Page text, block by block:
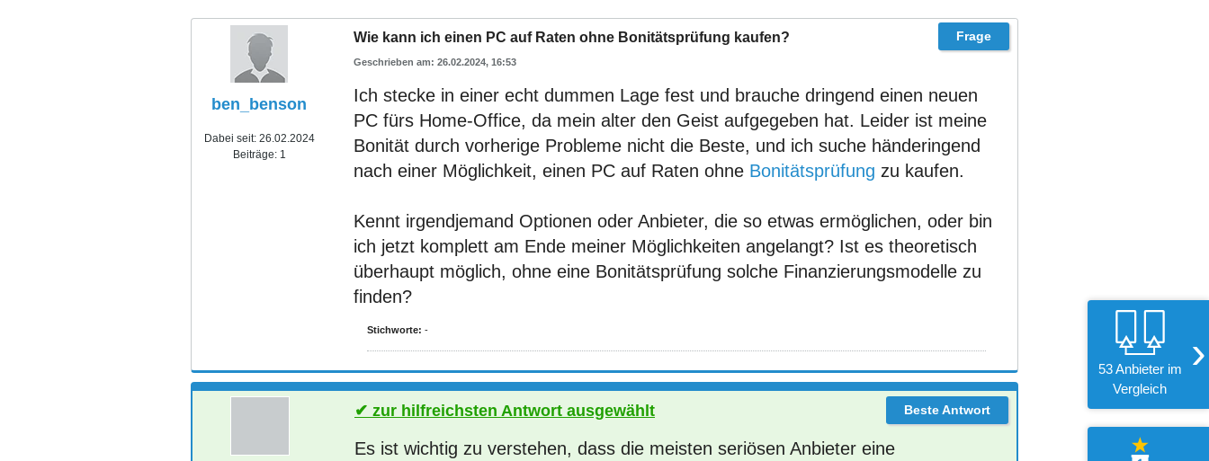
53 Anbieter im
Vergleich
›
ben_benson
Dabei seit: 26.02.2024
Beiträge: 1
Wie kann ich einen PC auf Raten ohne Bonitätsprüfung kaufen?
26.02.2024, 16:53
Ich stecke in einer echt dummen Lage fest und brauche dringend einen neuen
PC fürs Home-Office, da mein alter den Geist aufgegeben hat. Leider ist meine
Bonität durch vorherige Probleme nicht die Beste, und ich suche händeringend
nach einer Möglichkeit, einen PC auf Raten ohne Bonitätsprüfung zu kaufen.
Kennt irgendjemand Optionen oder Anbieter, die so etwas ermöglichen, oder bin
ich jetzt komplett am Ende meiner Möglichkeiten angelangt? Ist es theoretisch
überhaupt möglich, ohne eine Bonitätsprüfung solche Finanzierungsmodelle zu
finden?
Stichworte: -
zur hilfreichsten Antwort ausgewählt
Es ist wichtig zu verstehen, dass die meisten seriösen Anbieter eine